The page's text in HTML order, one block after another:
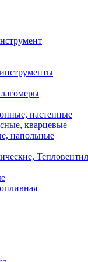
настенные
кварцевые
напольные